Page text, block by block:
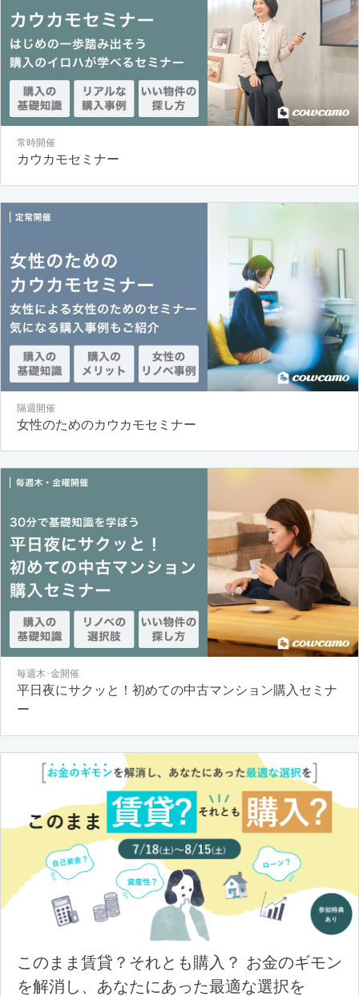
常時開催
カウカモセミナー
隔週開催
女性のためのカウカモセミナー
毎週木･金開催
平日夜にサクッと！初めての中古マンション購入セミナ
ー
このまま賃貸？それとも購入？ お金のギモン
を解消し、あなたにあった最適な選択を